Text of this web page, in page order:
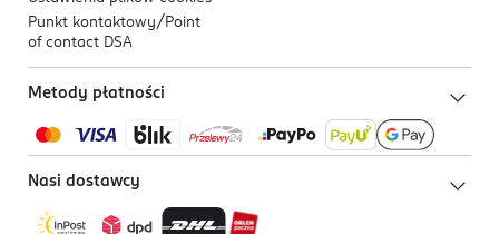
Punkt kontaktowy/ Point
of contact DSA
Metody płatności
Nasi dostawcy